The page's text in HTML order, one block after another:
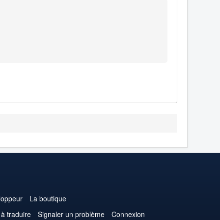
La boutique
traduire Signaler un problème Connexion